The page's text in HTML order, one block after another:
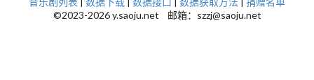
©2023-2026 y.saoju.net 邮箱：szzj@saoju.net